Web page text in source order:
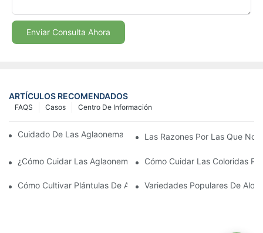
Enviar Consulta Ahora
ARTÍCULOS RECOMENDADOS
Centro De Información
Casos
FAQS
Cuidado De Las Aglaonemas Coloridas | Plantas Jóvenes
Las Razones Por Las Que
¿Cómo Cuidar Las Aglaonemas De Colores? | Youngplants
Cómo Cuidar Las Coloridas
Cómo Cultivar Plántulas De Aglaonema Fuertes Con Éxito
Variedades Populares De